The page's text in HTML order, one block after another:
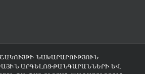
ՆԱԽԱՐԱՐՈՒԹՅՈՒՆ
ԱՐԳԵԼՈՑ-ԹԱՆԳԱՐԱՆՆԵՐԻ ԵՎ